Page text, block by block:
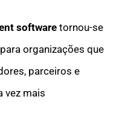
software tornou-se
organizações que
parceiros e
vez mais